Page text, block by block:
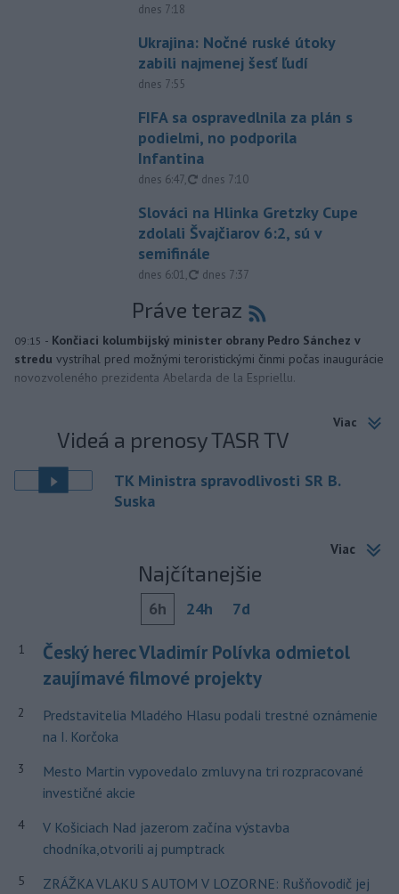
dnes 7:18
Ukrajina: Nočné ruské útoky
zabili najmenej šesť ľudí
dnes 7:55
FIFA sa ospravedlnila za plán s
podielmi, no podporila
Infantina
dnes 6:47, aktualizované
dnes 7:10
Slováci na Hlinka Gretzky Cupe
zdolali Švajčiarov 6:2, sú v
semifinále
dnes 6:01, aktualizované
dnes 7:37
Práve teraz
09:15 - Končiaci kolumbijský minister obrany Pedro Sánchez v
stredu vystríhal pred možnými teroristickými činmi počas inaugurácie
novozvoleného prezidenta Abelarda de la Espriellu.
Viac
Videá a prenosy TASR TV
TK Ministra spravodlivosti SR B.
Suska
Viac
Najčítanejšie
6h 24h 7d
1
Český herec Vladimír Polívka odmietol
zaujímavé filmové projekty
2
Predstavitelia Mladého Hlasu podali trestné oznámenie
na I. Korčoka
3
Mesto Martin vypovedalo zmluvy na tri rozpracované
investičné akcie
4
V Košiciach Nad jazerom začína výstavba
chodníka,otvorili aj pumptrack
5
ZRÁŽKA VLAKU S AUTOM V LOZORNE: Rušňovodič jej